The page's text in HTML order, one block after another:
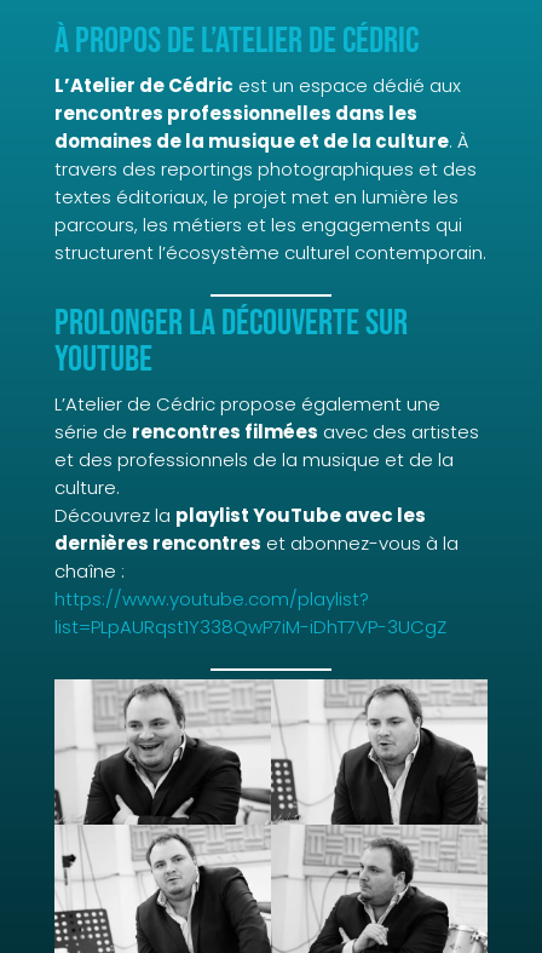
À propos de L’Atelier de Cédric
L’Atelier de Cédric est un espace dédié aux
rencontres professionnelles dans les
domaines de la musique et de la culture. À
travers des reportings photographiques et des
textes éditoriaux, le projet met en lumière les
parcours, les métiers et les engagements qui
structurent l’écosystème culturel contemporain.
Prolonger la découverte sur
YouTube
L’Atelier de Cédric propose également une
série de rencontres filmées avec des artistes
et des professionnels de la musique et de la
culture.
Découvrez la playlist YouTube avec les
dernières rencontres et abonnez-vous à la
chaîne :
https://www.youtube.com/playlist?
list=PLpAURqst1Y338QwP7iM-iDhT7VP-3UCgZ